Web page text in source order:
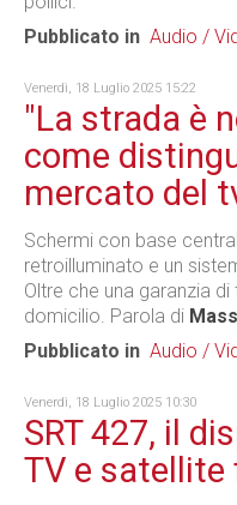
Pubblicato in Audio /
Venerdì, 18 Luglio 2025 15:22
"La strada è
come
mercato del
Schermi con base
retroilluminato e un
Oltre che una garanzia
domicilio. Parola di
Pubblicato in Audio /
Venerdì, 18 Luglio 2025 10:30
SRT 427, il
TV e